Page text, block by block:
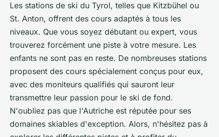
Les stations de ski du Tyrol, telles que Kitzbühel ou
St. Anton, offrent des cours adaptés à tous les
niveaux. Que vous soyez débutant ou expert, vous
trouverez forcément une piste à votre mesure. Les
enfants ne sont pas en reste. De nombreuses stations
proposent des cours spécialement conçus pour eux,
avec des moniteurs qualifiés qui sauront leur
transmettre leur passion pour le ski de fond.
N'oubliez pas que l'Autriche est réputée pour ses
domaines skiables d'exception. Alors, n'hésitez pas à